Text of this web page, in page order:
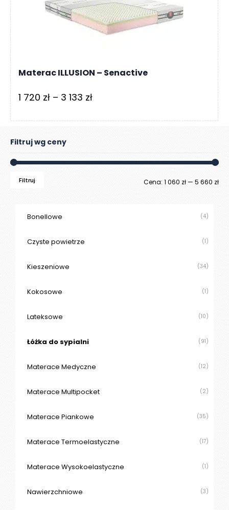
5
656 zł
Materac ILLUSION – Senactive
1 720 zł – 3 133 złZakres
Filtruj wg ceny
Filtruj Cena: 1 060 zł— 5 660 zł
Bonellowe (4)
Czyste powietrze (1)
Kieszeniowe (34)
Kokosowe (1)
Lateksowe (10)
Łóżka do sypialni (91)
Materace Medyczne (12)
Materace Multipocket (2)
Materace Piankowe (35)
Materace Termoelastyczne (17)
Materace Wysokoelastyczne (1)
Nawierzchniowe (3)